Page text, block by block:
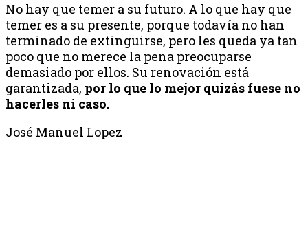
No hay que temer a su futuro. A lo que hay que
temer es a su presente, porque todavía no han
terminado de extinguirse, pero les queda ya tan
poco que no merece la pena preocuparse
demasiado por ellos. Su renovación está
garantizada, por lo que lo mejor quizás fuese no
hacerles ni caso.
José Manuel Lopez